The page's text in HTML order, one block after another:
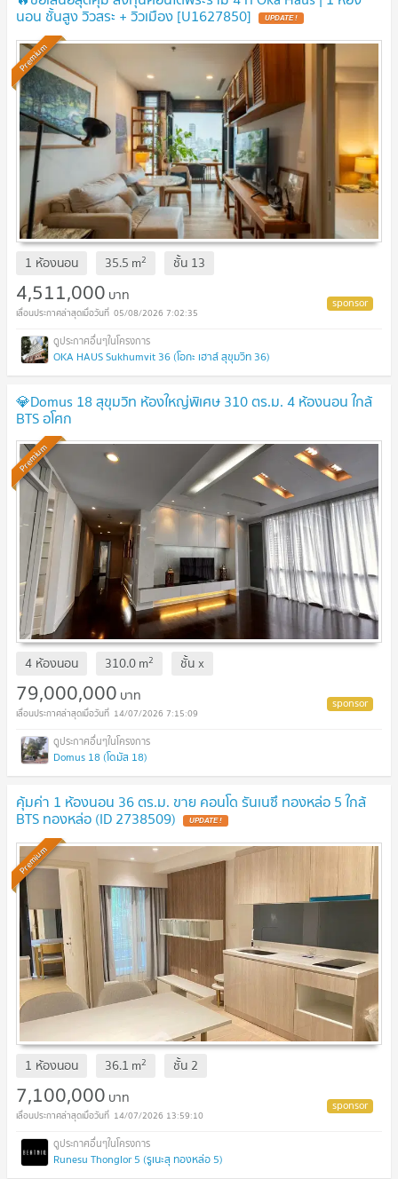
นอน ชั้นสูง วิวสระ + วิวเมือง [U1627850] UPDATE !
Premium
1 ห้องนอน 35.5 m2 ชั้น 13
4,511,000 บาท
05/08/2026 7:02:35
OKA HAUS Sukhumvit 36 (โอกะ เฮาส์ สุขุมวิท 36)
💎Domus 18 สุขุมวิท ห้องใหญ่พิเศษ 310 ตร.ม. 4 ห้องนอน ใกล้
BTS อโศก
Premium
4 ห้องนอน 310.0m2 ชั้นx
79,000,000 บาท
14/07/2026 7:15:09
Domus 18 (โดมัส 18)
คุ้มค่า 1 ห้องนอน 36 ตร.ม. ขาย คอนโด รันเนซึ ทองหล่อ 5 ใกล้
BTS ทองหล่อ (ID 2738509) UPDATE !
Premium
1 ห้องนอน 36.1 m2 ชั้น 2
7,100,000 บาท
14/07/2026 13:59:10
Runesu Thonglor 5 (รูเนะสุ ทองหล่อ 5)